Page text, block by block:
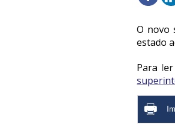
O novo
estado
Para